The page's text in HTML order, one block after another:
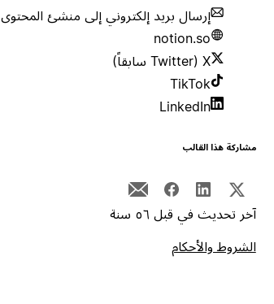
إرسال بريد إلكتروني إلى منشئ المحتوى
notion.so
X (Twitter سابقاً)
TikTok
LinkedIn
مشاركة هذا القالب
آخر تحديث في قبل ٥٦ سنة
الشروط والأحكام